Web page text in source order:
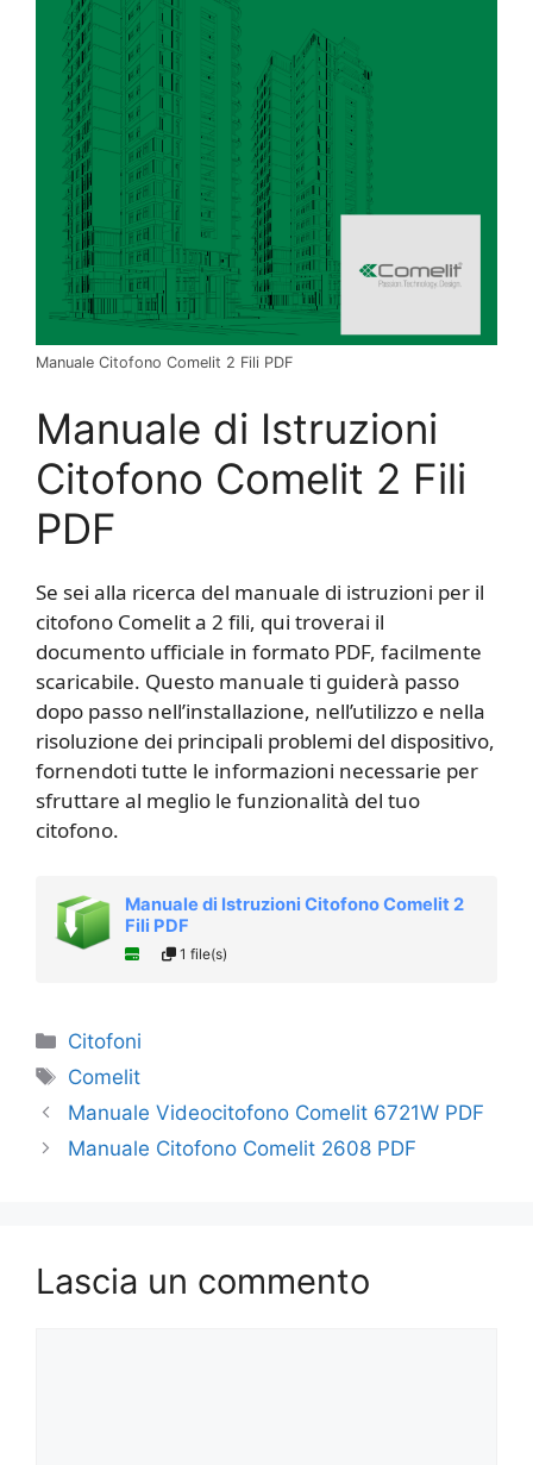
Manuale Citofono Comelit 2 Fili PDF
Manuale di Istruzioni
Citofono Comelit 2 Fili
PDF
Se sei alla ricerca del manuale di istruzioni per il
citofono Comelit a 2 fili, qui troverai il
documento ufficiale in formato PDF, facilmente
scaricabile. Questo manuale ti guiderà passo
dopo passo nell’installazione, nell’utilizzo e nella
risoluzione dei principali problemi del dispositivo,
fornendoti tutte le informazioni necessarie per
sfruttare al meglio le funzionalità del tuo
citofono.
Manuale di Istruzioni Citofono Comelit 2
Fili PDF
1 file(s)
Categorie
Citofoni
Tag
Comelit
Manuale Videocitofono Comelit 6721W PDF
Manuale Citofono Comelit 2608 PDF
Lascia un commento